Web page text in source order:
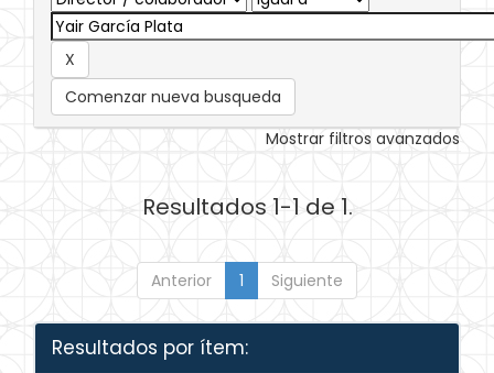
Comenzar nueva busqueda
Mostrar filtros avanzados
Resultados 1-1 de 1.
Anterior 1 Siguiente
Resultados por ítem: